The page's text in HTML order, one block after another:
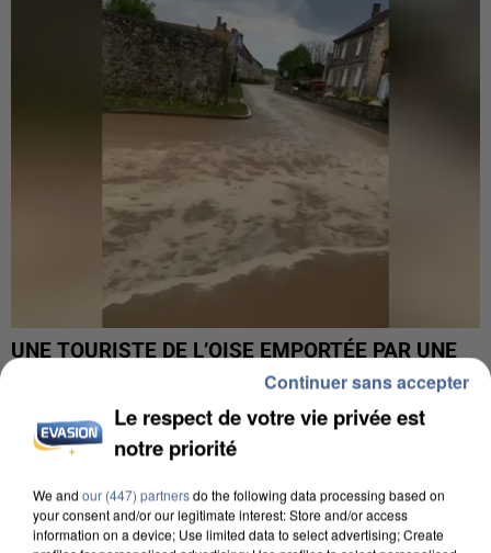
UNE TOURISTE DE L’OISE EMPORTÉE PAR UNE
COULÉE DE BOUE EN HAUTE-SAVOIE
Le respect de votre vie privée est
notre priorité
We and our (447) partnersdo the following data processing based on
your consent and/or our legitimate interest: Store and/or access
information on a device; Use limited data to select advertising; Create
Continuer sans accepter